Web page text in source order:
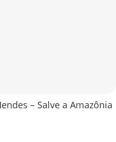
– Salve a Amazônia